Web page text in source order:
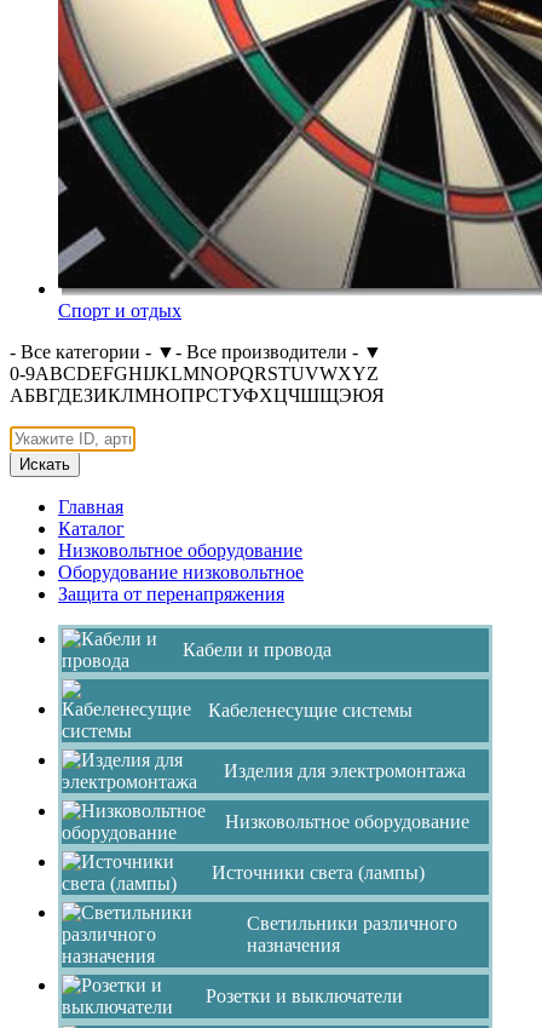
Спорт и отдых
- Все категории - ▼- Все производители - ▼
0-9ABCDEFGHIJKLMNOPQRSTUVWXYZ
АБВГДЕЗИКЛМНОПРСТУФХЦЧШЩЭЮЯ
Искать
Главная
Каталог
Низковольтное оборудование
Оборудование низковольтное
Защита от перенапряжения
Кабели и провода
Кабеленесущие системы
Изделия для электромонтажа
Низковольтное оборудование
Источники света (лампы)
Светильники различного
назначения
Розетки и выключатели